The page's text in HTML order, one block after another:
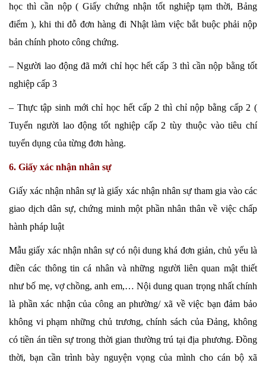
học thì cần nộp ( Giấy chứng nhận tốt nghiệp tạm thời, Bảng
điểm ), khi thi đỗ đơn hàng đi Nhật làm việc bắt buộc phải nộp
bản chính photo công chứng.
– Người lao động đã mới chỉ học hết cấp 3 thì cần nộp bằng tốt
nghiệp cấp 3
– Thực tập sinh mới chỉ học hết cấp 2 thì chỉ nộp bằng cấp 2 (
Tuyển người lao động tốt nghiệp cấp 2 tùy thuộc vào tiêu chí
tuyển dụng của từng đơn hàng.
6. Giấy xác nhận nhân sự
Giấy xác nhận nhân sự là giấy xác nhận nhân sự tham gia vào các
giao dịch dân sự, chứng minh một phần nhân thân về việc chấp
hành pháp luật
Mẫu giấy xác nhận nhân sự có nội dung khá đơn giản, chủ yếu là
điền các thông tin cá nhân và những người liên quan mật thiết
như bố mẹ, vợ chồng, anh em,… Nội dung quan trọng nhất chính
là phần xác nhận của công an phường/ xã về việc bạn đảm bảo
không vi phạm những chủ trương, chính sách của Đảng, không
có tiền án tiền sự trong thời gian thường trú tại địa phương. Đồng
thời, bạn cần trình bày nguyện vọng của mình cho cán bộ xã